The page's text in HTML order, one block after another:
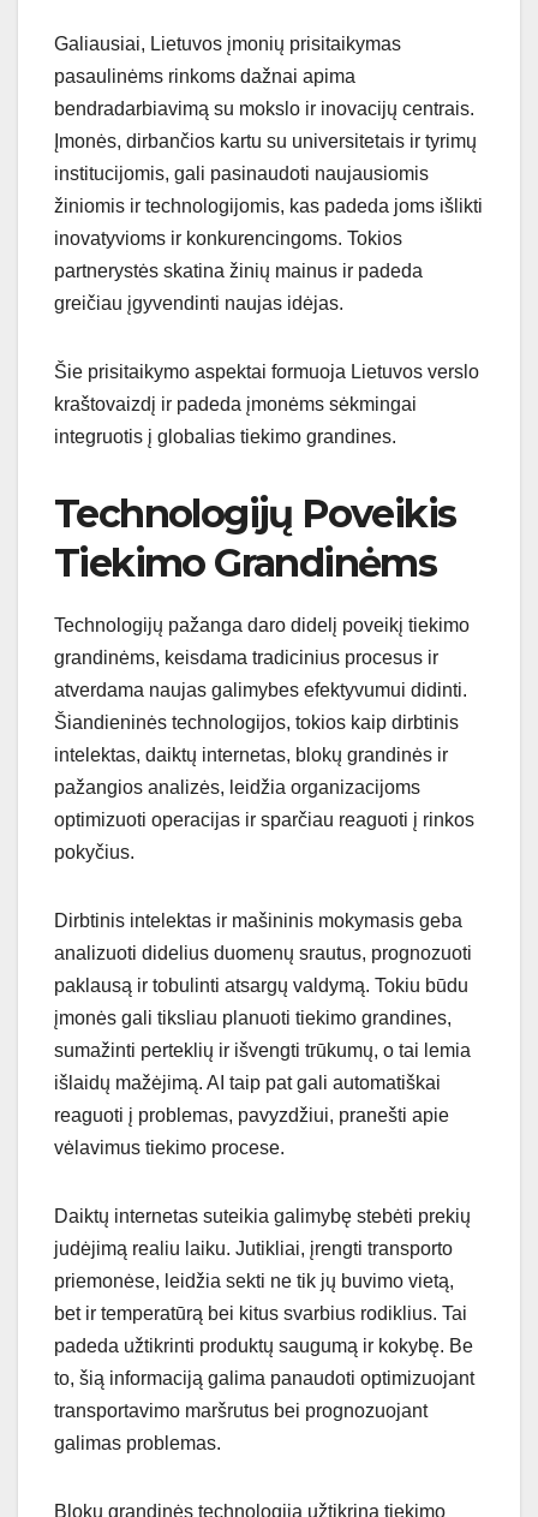
Galiausiai, Lietuvos įmonių prisitaikymas
pasaulinėms rinkoms dažnai apima
bendradarbiavimą su mokslo ir inovacijų centrais.
Įmonės, dirbančios kartu su universitetais ir tyrimų
institucijomis, gali pasinaudoti naujausiomis
žiniomis ir technologijomis, kas padeda joms išlikti
inovatyvioms ir konkurencingoms. Tokios
partnerystės skatina žinių mainus ir padeda
greičiau įgyvendinti naujas idėjas.
Šie prisitaikymo aspektai formuoja Lietuvos verslo
kraštovaizdį ir padeda įmonėms sėkmingai
integruotis į globalias tiekimo grandines.
Technologijų Poveikis
Tiekimo Grandinėms
Technologijų pažanga daro didelį poveikį tiekimo
grandinėms, keisdama tradicinius procesus ir
atverdama naujas galimybes efektyvumui didinti.
Šiandieninės technologijos, tokios kaip dirbtinis
intelektas, daiktų internetas, blokų grandinės ir
pažangios analizės, leidžia organizacijoms
optimizuoti operacijas ir sparčiau reaguoti į rinkos
pokyčius.
Dirbtinis intelektas ir mašininis mokymasis geba
analizuoti didelius duomenų srautus, prognozuoti
paklausą ir tobulinti atsargų valdymą. Tokiu būdu
įmonės gali tiksliau planuoti tiekimo grandines,
sumažinti perteklių ir išvengti trūkumų, o tai lemia
išlaidų mažėjimą. AI taip pat gali automatiškai
reaguoti į problemas, pavyzdžiui, pranešti apie
vėlavimus tiekimo procese.
Daiktų internetas suteikia galimybę stebėti prekių
judėjimą realiu laiku. Jutikliai, įrengti transporto
priemonėse, leidžia sekti ne tik jų buvimo vietą,
bet ir temperatūrą bei kitus svarbius rodiklius. Tai
padeda užtikrinti produktų saugumą ir kokybę. Be
to, šią informaciją galima panaudoti optimizuojant
transportavimo maršrutus bei prognozuojant
galimas problemas.
Blokų grandinės technologija užtikrina tiekimo